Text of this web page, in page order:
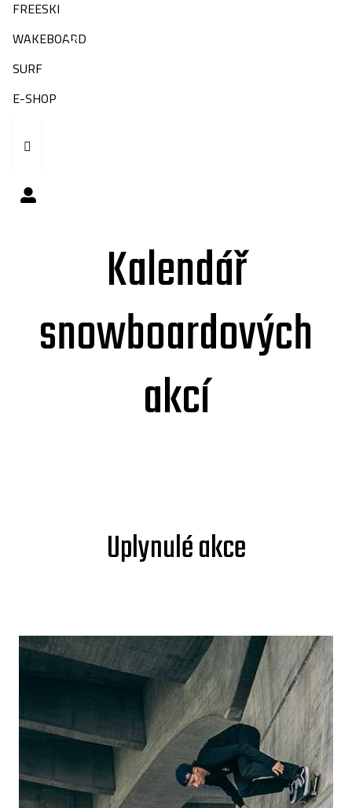
FREESKI
WAKEBOARD
SURF
E-SHOP
Kalendář
snowboardových
akcí
Uplynulé akce